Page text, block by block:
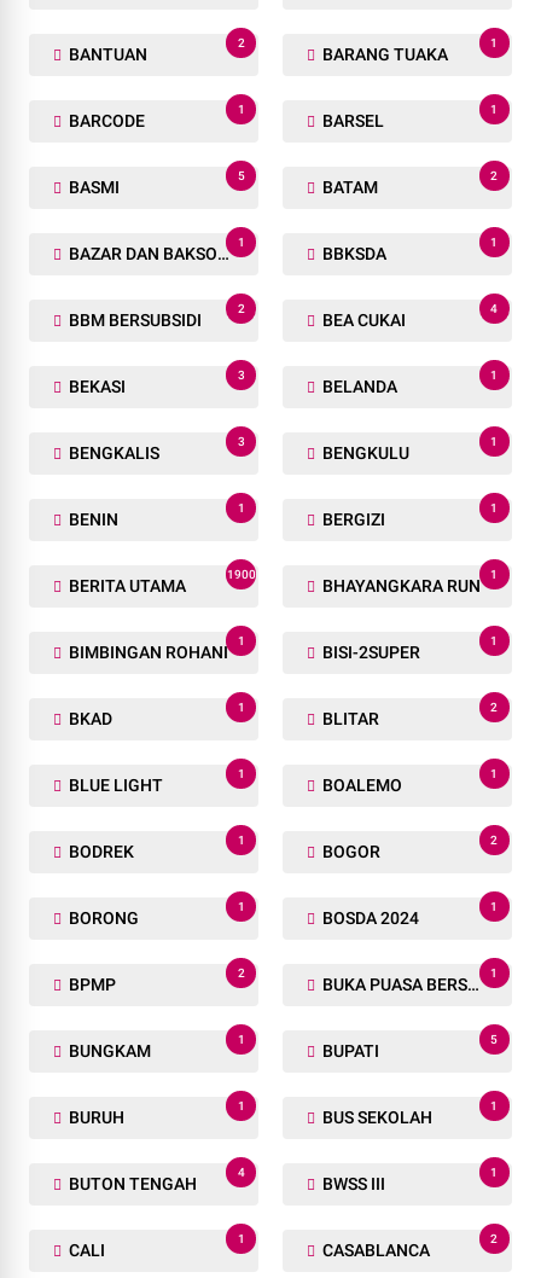
BANTUAN
2
BARANG TUAKA
1
BARCODE
1
BARSEL
1
BASMI
5
BATAM
2
BAZAR DAN BAKSOS RAMADHAN
1
BBKSDA
1
BBM BERSUBSIDI
2
BEA CUKAI
4
BEKASI
3
BELANDA
1
BENGKALIS
3
BENGKULU
1
BENIN
1
BERGIZI
1
BERITA UTAMA
1900
BHAYANGKARA RUN
1
BIMBINGAN ROHANI
1
BISI-2SUPER
1
BKAD
1
BLITAR
2
BLUE LIGHT
1
BOALEMO
1
BODREK
1
BOGOR
2
BORONG
1
BOSDA 2024
1
BPMP
2
BUKA PUASA BERSAMA
1
BUNGKAM
1
BUPATI
5
BURUH
1
BUS SEKOLAH
1
BUTON TENGAH
4
BWSS III
1
CALI
1
CASABLANCA
2